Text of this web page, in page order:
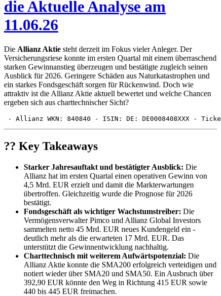
die Aktuelle Analyse am
11.06.26
Die Allianz Aktie steht derzeit im Fokus vieler Anleger. Der
Versicherungsriese konnte im ersten Quartal mit einem überraschend
starken Gewinnanstieg überzeugen und bestätigte zugleich seinen
Ausblick für 2026. Geringere Schäden aus Naturkatastrophen und
ein starkes Fondsgeschäft sorgen für Rückenwind. Doch wie
attraktiv ist die Allianz Aktie aktuell bewertet und welche Chancen
ergeben sich aus charttechnischer Sicht?
- Allianz WKN: 840840 - ISIN: DE: DE0008408XXX -
?? Key Takeaways
Starker Jahresauftakt und bestätigter Ausblick: Die
Allianz hat im ersten Quartal einen operativen Gewinn von
4,5 Mrd. EUR erzielt und damit die Markterwartungen
übertroffen. Gleichzeitig wurde die Prognose für 2026
bestätigt.
Fondsgeschäft als wichtiger Wachstumstreiber: Die
Vermögensverwalter Pimco und Allianz Global Investors
sammelten netto 45 Mrd. EUR neues Kundengeld ein -
deutlich mehr als die erwarteten 17 Mrd. EUR. Das
unterstützt die Gewinnentwicklung nachhaltig.
Charttechnisch mit weiterem Aufwärtspotenzial: Die
Allianz Aktie konnte die SMA200 erfolgreich verteidigen und
notiert wieder über SMA20 und SMA50. Ein Ausbruch über
392,90 EUR könnte den Weg in Richtung 415 EUR sowie
440 bis 445 EUR freimachen.